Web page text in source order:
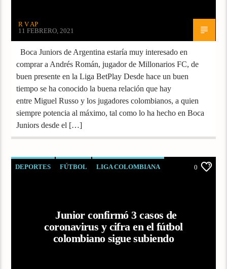
R V AP
11 FEBRERO, 2021
Boca Juniors de Argentina estaría muy interesado en
comprar a Andrés Román, jugador de Millonarios FC, de
buen presente en la Liga BetPlay Desde hace un buen
tiempo se ha conocido la buena relación que hay
entre Miguel Russo y los jugadores colombianos, a quien
siempre potencia al máximo, tal como lo ha hecho en Boca
Juniors desde el […]
DEPORTES FÚTBOL LIGA COLOMBIANA 0
Junior confirmó 3 casos de
coronavirus y cifra en el fútbol
colombiano sigue subiendo